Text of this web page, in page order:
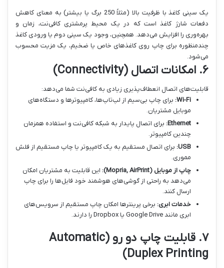
یک سینی کاغذ با ظرفیت بالا (مثلاً 250 برگ یا بیشتر) به معنای کاهش
دفعات شارژ کاغذ است که در یک محیط پرمشتری کافی‌نت، زمان و
بهره‌وری را افزایش می‌دهد. همچنین، وجود یک سینی دوم یا ورودی کاغذ
چندمنظوره برای چاپ روی کاغذهای خاص یا ضخیم، یک مزیت محسوب
می‌شود.
۶. امکانات اتصال (Connectivity)
قابلیت‌های اتصال انعطاف‌پذیری زیادی به کافی‌نت شما می‌دهد:
Wi-Fi: برای چاپ بی‌سیم از لپ‌تاپ‌ها، کامپیوترها و دستگاه‌های
موبایل مشتریان.
Ethernet: برای اتصال پایدار به شبکه کافی‌نت و استفاده همزمان
چندین کامپیوتر.
USB: برای اتصال مستقیم به یک کامپیوتر یا چاپ مستقیم از فلش
مموری.
چاپ از موبایل (Mopria, AirPrint):
این قابلیت به مشتریان امکان
می‌دهد به راحتی از گوشی‌های هوشمند خود فایل‌ها را برای چاپ
ارسال کنند.
خدمات ابری: برخی پرینترها امکان چاپ مستقیم از سرویس‌های
ابری مانند Google Drive یا Dropbox را دارند.
۷. قابلیت چاپ دو رو (Automatic
Duplex Printing)